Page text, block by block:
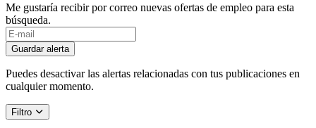
Me gustaría recibir por correo nuevas ofertas de empleo para esta
búsqueda.
If
you
are
a
human,
ignore
this
field
Guardar alerta
Puedes desactivar las alertas relacionadas con tus publicaciones en
cualquier momento.
Filtro